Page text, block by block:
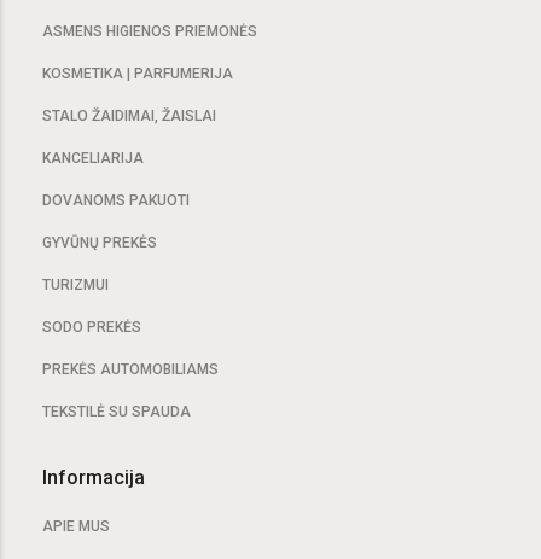
ASMENS HIGIENOS PRIEMONĖS
KOSMETIKA | PARFUMERIJA
STALO ŽAIDIMAI, ŽAISLAI
KANCELIARIJA
DOVANOMS PAKUOTI
GYVŪNŲ PREKĖS
TURIZMUI
SODO PREKĖS
PREKĖS AUTOMOBILIAMS
TEKSTILĖ SU SPAUDA
Informacija
APIE MUS